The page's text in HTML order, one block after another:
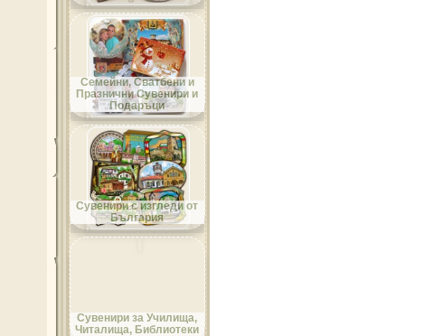
Област Кърджали
Област Кюстендил
Семейни, Сватбени и
Празнични Сувенири и
Подаръци
Сувенири с изгледи от
България
Сувенири за Училища,
Читалища, Библиотеки